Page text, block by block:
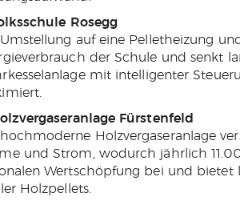
Rosegg
auf eine Pelletheizung
der Schule und senkt
mit intelligenter
Fürstenfeld
Holzvergaseranlage
und Strom, wodurch jährlich
Wertschöpfung bei und bietet
Holzpellets.